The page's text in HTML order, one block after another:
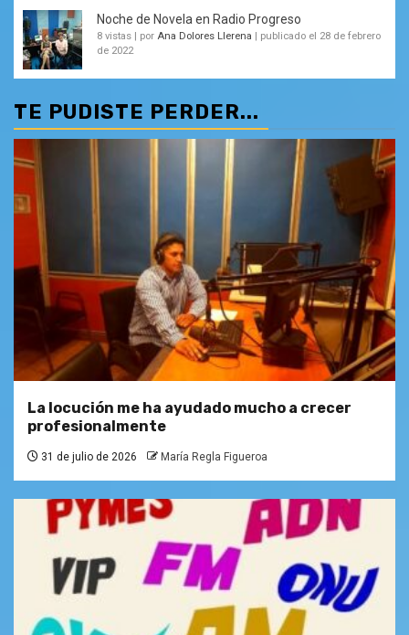
Noche de Novela en Radio Progreso
8 vistas | por Ana Dolores Llerena | publicado el 28 de febrero
de 2022
TE PUDISTE PERDER...
La locución me ha ayudado mucho a crecer
profesionalmente
31 de julio de 2026 María Regla Figueroa